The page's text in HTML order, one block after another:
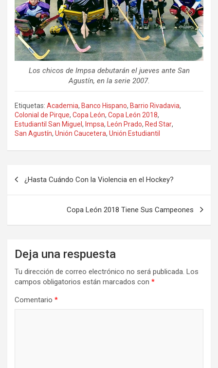
Los chicos de Impsa debutarán el jueves ante San
Agustín, en la serie 2007.
Etiquetas: Academia, Banco Hispano, Barrio Rivadavia,
Colonial de Pirque, Copa León, Copa León 2018,
Estudiantil San Miguel, Impsa, León Prado, Red Star,
San Agustín, Unión Caucetera, Unión Estudiantil
¿Hasta Cuándo Con la Violencia en el Hockey?
Copa León 2018 Tiene Sus Campeones
Deja una respuesta
Tu dirección de correo electrónico no será publicada. Los
campos obligatorios están marcados con *
Comentario *